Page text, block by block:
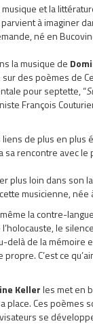
et la
à imaginer
né en
la musique de
des poèmes de
pour septette, “
François
de plus en plus
sa rencontre avec
plus loin dans son
musicienne, née
la contre-
le
delà de la
C’est ce
Kellerles met en
place. Ces poèmes
se